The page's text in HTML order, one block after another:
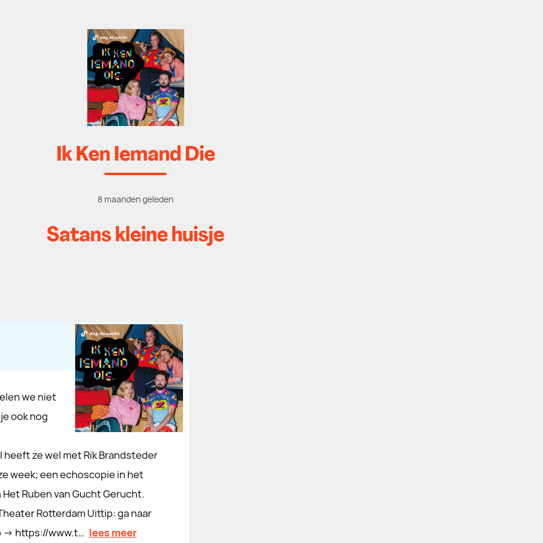
Ik Ken Iemand Die
8 maanden geleden
Satans kleine huisje
we niet
ook nog
ze wel met Rik Brandsteder
week; een echoscopie in het
Ruben van Gucht Gerucht.
Rotterdam Uittip: ga naar
-> https://www.t… lees meer